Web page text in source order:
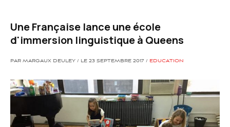
Une Française lance une école
d'immersion linguistique à Queens
PAR MARGAUX DEULEY / LE 23 SEPTEMBRE 2017 / EDUCATION